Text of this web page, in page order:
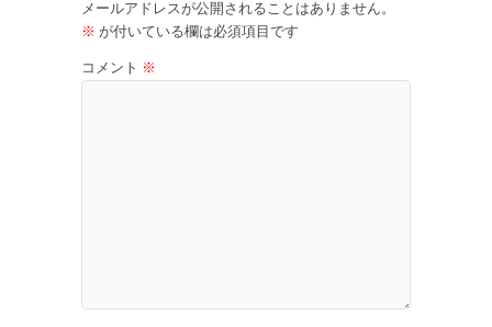
メールアドレスが公開されることはありません。
※ が付いている欄は必須項目です
コメント ※